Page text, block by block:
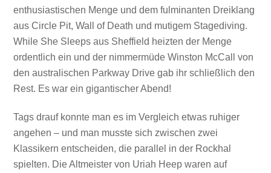
enthusiastischen Menge und dem fulminanten Dreiklang
aus Circle Pit, Wall of Death und mutigem Stagediving.
While She Sleeps aus Sheffield heizten der Menge
ordentlich ein und der nimmermüde Winston McCall von
den australischen Parkway Drive gab ihr schließlich den
Rest. Es war ein gigantischer Abend!
Tags drauf konnte man es im Vergleich etwas ruhiger
angehen – und man musste sich zwischen zwei
Klassikern entscheiden, die parallel in der Rockhal
spielten. Die Altmeister von Uriah Heep waren auf